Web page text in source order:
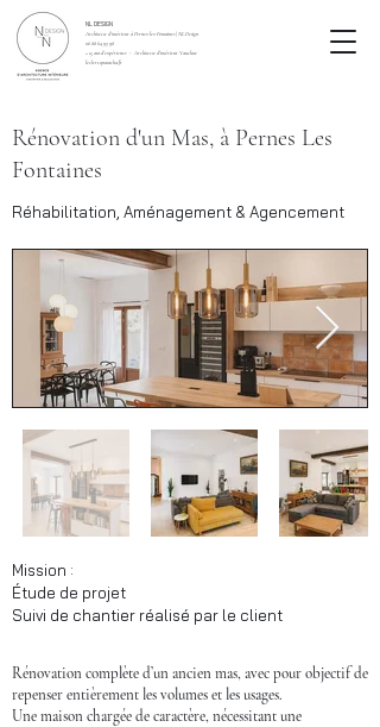
NL DESIGN
Architecte d’intérieur à Pernes-les-Fontaines | NL Design
06 88 64 93 98
+ 15 ans d’expérience - Architecte d'intérieur Vaucluse
leclercqnatacha.fr
Rénovation d'un Mas, à Pernes Les
Fontaines
Réhabilitation, Aménagement & Agencement
Mission :
Étude de projet
Suivi de chantier réalisé par le client
Rénovation complète d’un ancien mas, avec pour objectif de
repenser entièrement les volumes et les usages.
Une maison chargée de caractère, nécessitant une